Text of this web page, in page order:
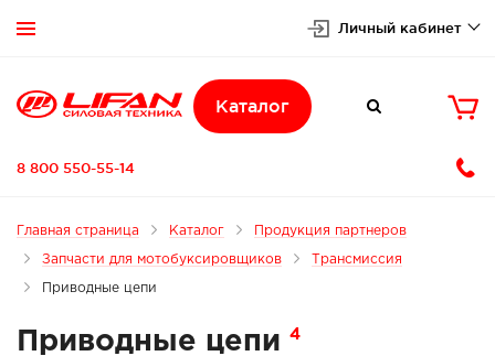
 Личный кабинет
Каталог  
8 800 550-55-14
Главная страница Каталог Продукция партнеров
Запчасти для мотобуксировщиков Трансмиссия
Приводные цепи
Приводные цепи 4